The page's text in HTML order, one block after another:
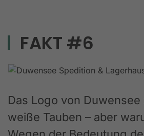
FAKT #6
Das Logo von
weiße Tauben – aber